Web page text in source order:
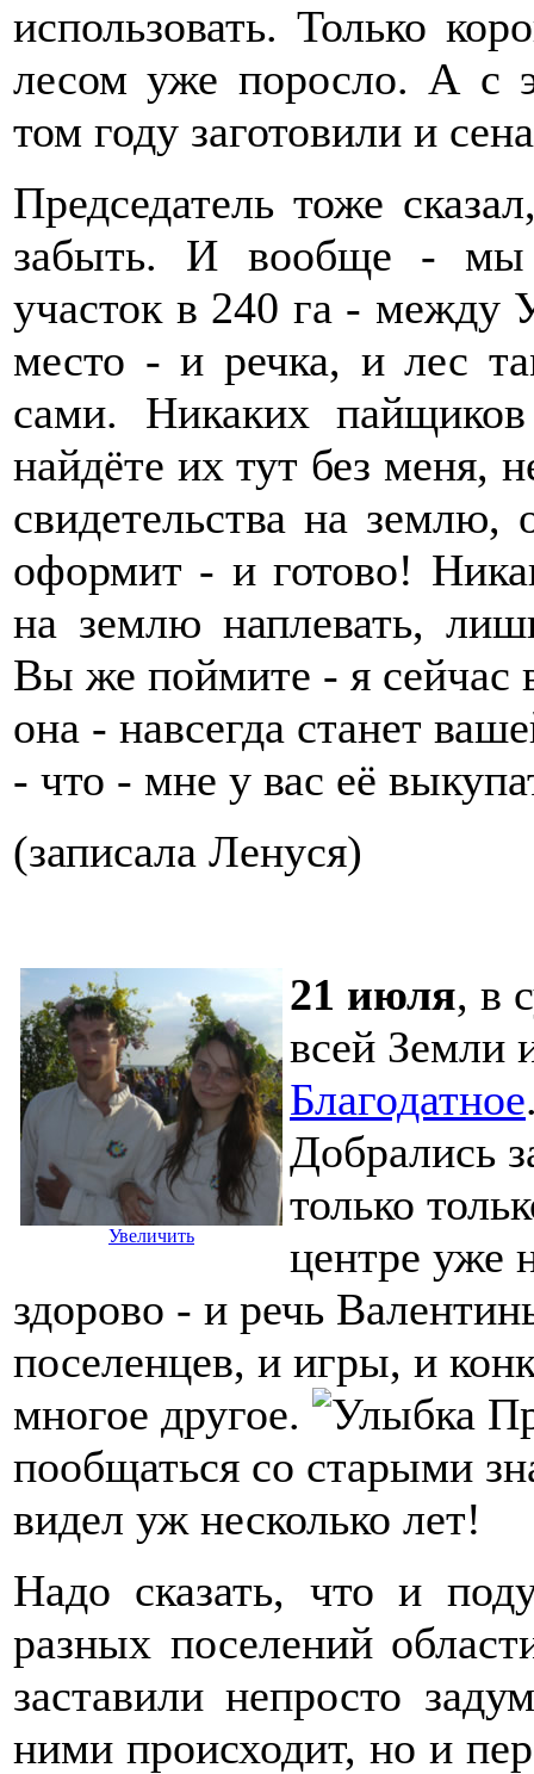
использовать. Только
лесом уже поросло. А с
том году заготовили и
Председатель тоже
забыть. И вообще - мы
участок в 240 га - между
место - и речка, и лес
сами. Никаких
найдёте их тут без меня,
свидетельства на
оформит - и готово!
на землю наплевать,
Вы же поймите - я сейчас
она - навсегда станет
- что - мне у вас её
(записала Ленуся)
Увеличить
21 июля, в
всей Земли
Благодатное
Добрались
только
центре уже
здорово - и речь
поселенцев, и игры, и
многое другое.
пообщаться со старыми
видел уж несколько лет!
Надо сказать, что и
разных поселений
заставили непросто
ними происходит, но и